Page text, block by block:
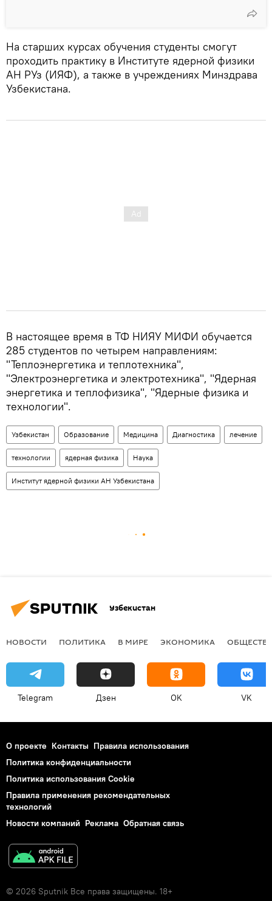
На старших курсах обучения студенты смогут
проходить практику в Институте ядерной физики
АН РУз (ИЯФ), а также в учреждениях Минздрава
Узбекистана.
В настоящее время в ТФ НИЯУ МИФИ обучается
285 студентов по четырем направлениям:
"Теплоэнергетика и теплотехника",
"Электроэнергетика и электротехника", "Ядерная
энергетика и теплофизика", "Ядерные физика и
технологии".
Узбекистан Образование Медицина Диагностика лечение
технологии ядерная физика Наука
Институт ядерной физики АН Узбекистана
Узбекистан
НОВОСТИ ПОЛИТИКА В МИРЕ ЭКОНОМИКА
Telegram Дзен OK VK
О проекте Контакты Правила использования
Политика конфиденциальности
Политика использования Cookie
Правила применения рекомендательных
технологий
Новости компаний Реклама Обратная связь
© 2026 Sputnik Все права защищены. 18+